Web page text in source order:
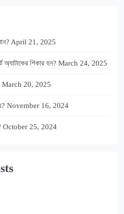
April 21, 2025
অ্যাটাকের শিকার হন? March 24, 2025
March 20, 2025
November 16, 2024
October 25, 2024